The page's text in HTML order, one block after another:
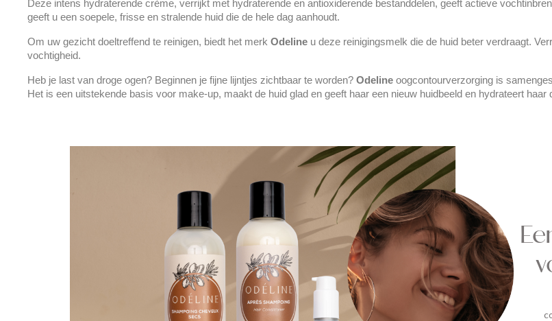
Deze intens hydraterende crème, verrijkt met hydraterende en antioxiderende bestanddelen, geeft actieve
geeft u een soepele, frisse en stralende huid die de hele dag aanhoudt.
Om uw gezicht doeltreffend te reinigen, biedt het merk Odelineu deze reinigingsmelk die de huid beter verdraagt.
vochtigheid.
Heb je last van droge ogen? Beginnen je fijne lijntjes zichtbaar te worden? Odelineoogcontourverzorging is
Het is een uitstekende basis voor make-up, maakt de huid glad en geeft haar een nieuw huidbeeld en hydrateert haar